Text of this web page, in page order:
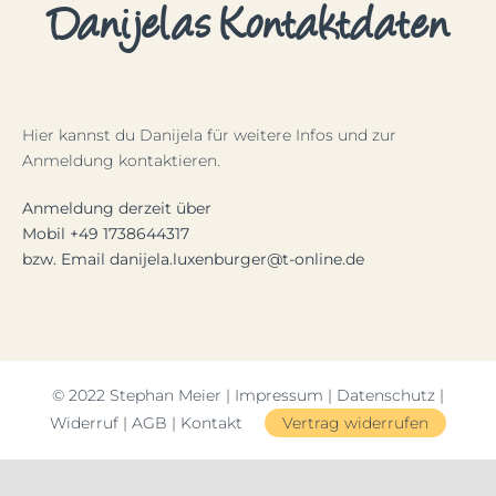
Mein Account
Danijelas Kontaktdaten
Hier kannst du Danijela für weitere Infos und zur
Anmeldung kontaktieren.
Anmeldung derzeit über
Mobil +49 1738644317
bzw. Email danijela.luxenburger@t-online.de
© 2022 Stephan Meier | Impressum | Datenschutz |
Widerruf | AGB | Kontakt Vertrag widerrufen